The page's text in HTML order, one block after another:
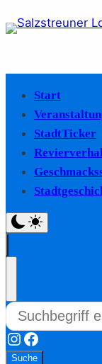
Start
StadtTicker
Instagram
Facebook
Suche